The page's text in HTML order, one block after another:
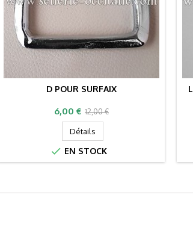
D POUR SURFAIX
Prix
6,00 € Prix
de
base
12,00 €
Détails
 EN STOCK